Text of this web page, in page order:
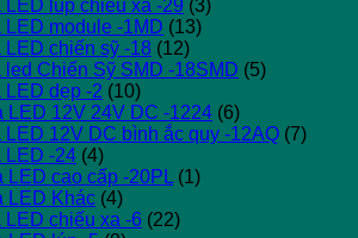
lúp chiếu xa -29 (3)
module -1MD (13)
chiến sỹ -18 (12)
Chiến Sỹ SMD -18SMD (5)
dẹp -2 (10)
LED 12V 24V DC -1224 (6)
12V DC bình ắc quy -12AQ (7)
-24 (4)
LED cao cấp -20PL (1)
LED Khác (4)
chiếu xa -6 (22)